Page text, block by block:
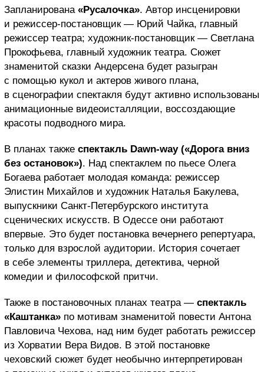
Запланирована «Русалочка». Автор инсценировки
и режиссер-постановщик — Юрий Чайка, главный
режиссер театра; художник-постановщик — Светлана
Прокофьева, главный художник театра. Сюжет
знаменитой сказки Андерсена будет разыгран
с помощью кукол и актеров живого плана,
в сценографии спектакля будут активно использованы
анимационные видеоисталляции, воссоздающие
красоты подводного мира.
В планах также спектакль Dawn-way («Дорога вниз
без остановок»). Над спектаклем по пьесе Олега
Богаева работает молодая команда: режиссер
Элистин Михайлов и художник Наталья Бакулева,
выпускники Санкт-Петербурского института
сценических искусств. В Одессе они работают
впервые. Это будет постановка вечернего репертуара,
только для взрослой аудитории. История сочетает
в себе элементы триллера, детектива, черной
комедии и философской притчи.
Также в постановочных планах театра — спектакль
«Каштанка» по мотивам знаменитой повести Антона
Павловича Чехова, над ним будет работать режиссер
из Хорватии Вера Видов. В этой постановке
чеховский сюжет будет необычно интерпретирован